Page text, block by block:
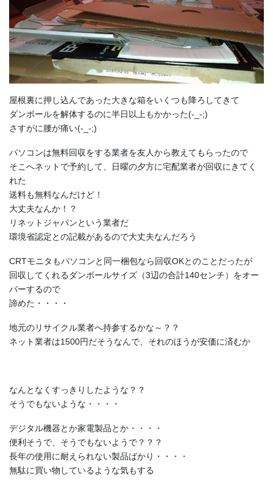
屋根裏に押し込んであった大きな箱をいくつも降ろしてきて
ダンボールを解体するのに半日以上もかかった(-_-;)
さすがに腰が痛い(-_-;)
パソコンは無料回収をする業者を友人から教えてもらったので
そこへネットで予約して、日曜の夕方に宅配業者が回収にきてく
れた
送料も無料なんだけど！
大丈夫なんか！？
リネットジャパンという業者だ
環境省認定との記載があるので大丈夫なんだろう
CRTモニタもパソコンと同一梱包なら回収OKとのことだったが
回収してくれるダンボールサイズ（3辺の合計140センチ）をオー
バーするので
諦めた・・・・
地元のリサイクル業者へ持参するかな～？？
ネット業者は1500円だそうなんで、それのほうが安価に済むか
なんとなくすっきりしたような？？
そうでもないような・・・・
デジタル機器とか家電製品とか・・・・
便利そうで、そうでもないようで？？？
長年の使用に耐えられない製品ばかり・・・・
無駄に買い物しているような気もする